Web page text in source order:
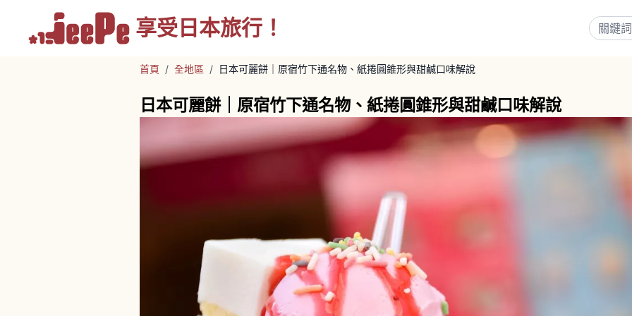
享受 日本旅行！
首頁 / 全地區 / 日本可麗餅｜原宿竹下通名物、紙捲圓錐形與甜鹹口味解說
日本可麗餅｜原宿竹下通名物、紙捲圓錐形與甜鹹口味解說